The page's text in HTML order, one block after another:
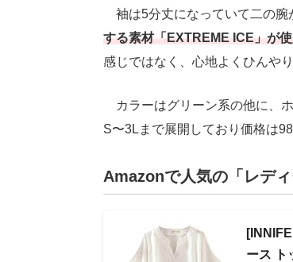
袖は5分丈になっていて二の腕
する素材「EXTREME ICE」が
感じではなく、心地よくひんや
カラーはグリーン系の他に、
S〜3Lまで展開しており価格は
Amazonで人気の「レデ
ース ト